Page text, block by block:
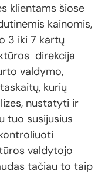
klientams šiose
kainomis,
3 iki 7 kartų
direkcija
valdymo,
kurių
nustatyti ir
tuo susijusius
valdytojo
tačiau to taip